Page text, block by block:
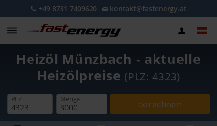
+49 8731 7409620 kontakt@fastenergy.at
Heizöl Münzbach - aktuelle
Heizölpreise (PLZ: 4323)
PLZ Menge berechnen